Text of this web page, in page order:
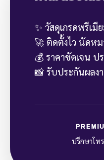
✨ วัสดุเกรดพรีเ
🚀 ติดตั้งไว นัดหม
💰 ราคาชัดเจน ป
📸 รับประกันผลง
ปรึกษาโท